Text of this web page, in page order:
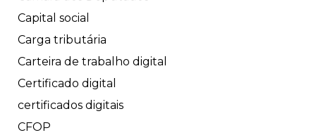
Capital social
Carga tributária
Carteira de trabalho digital
Certificado digital
certificados digitais
CFOP